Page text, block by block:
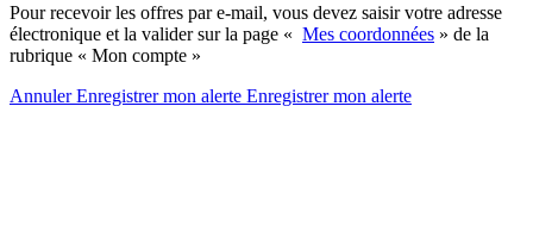
Pour recevoir les offres par e-mail, vous devez saisir votre adresse
électronique et la valider sur la page « Mes coordonnées » de la
rubrique « Mon compte »
AnnulerEnregistrer mon alerte Enregistrermon alerte